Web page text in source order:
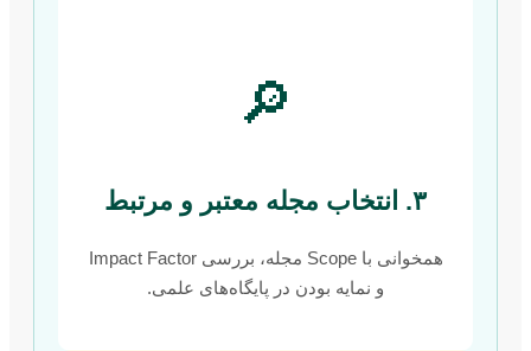
🔎
۳. انتخاب مجله معتبر و مرتبط
همخوانی با Scope مجله، بررسی Impact Factor
و نمایه بودن در پایگاه‌های علمی.